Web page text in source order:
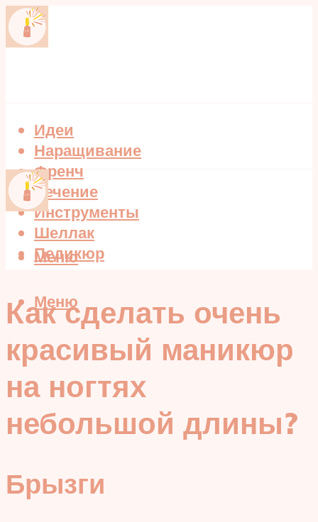
Идеи
Наращивание
Френч
Лечение
Инструменты
Шеллак
Педикюр
Меню
Меню
Как сделать очень
красивый маникюр
на ногтях
небольшой длины?
Брызги